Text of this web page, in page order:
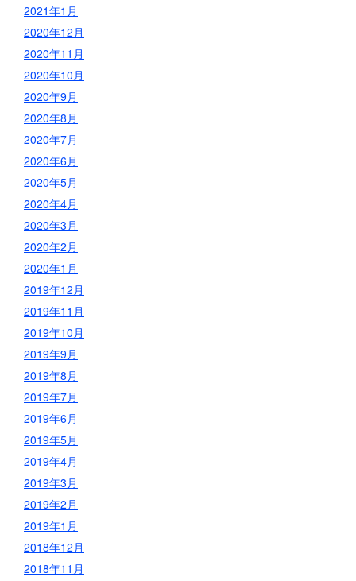
2021年1月
2020年12月
2020年11月
2020年10月
2020年9月
2020年8月
2020年7月
2020年6月
2020年5月
2020年4月
2020年3月
2020年2月
2020年1月
2019年12月
2019年11月
2019年10月
2019年9月
2019年8月
2019年7月
2019年6月
2019年5月
2019年4月
2019年3月
2019年2月
2019年1月
2018年12月
2018年11月